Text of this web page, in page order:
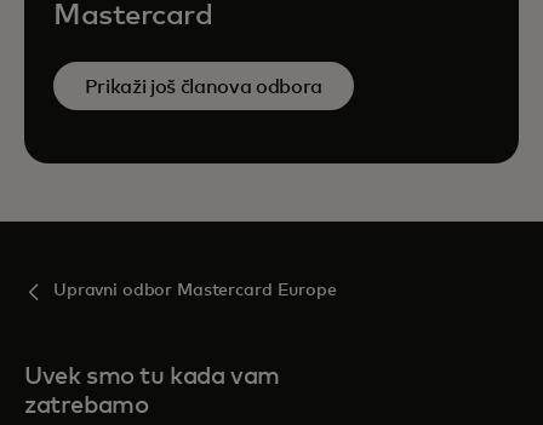
Mastercard
Prikaži još članova odbora
Upravni odbor Mastercard Europe
Uvek smo tu kada vam
zatrebamo